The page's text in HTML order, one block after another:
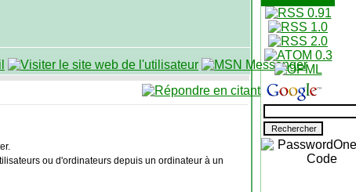
ou d'ordinateurs depuis un ordinateur à un